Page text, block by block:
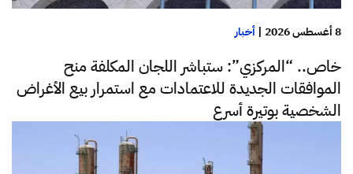
8 أغسطس 2026 | أخبار
خاص.. “المركزي”: ستباشر اللجان المكلفة منح
الموافقات الجديدة للاعتمادات مع استمرار بيع الأغراض
الشخصية بوتيرة أسرع